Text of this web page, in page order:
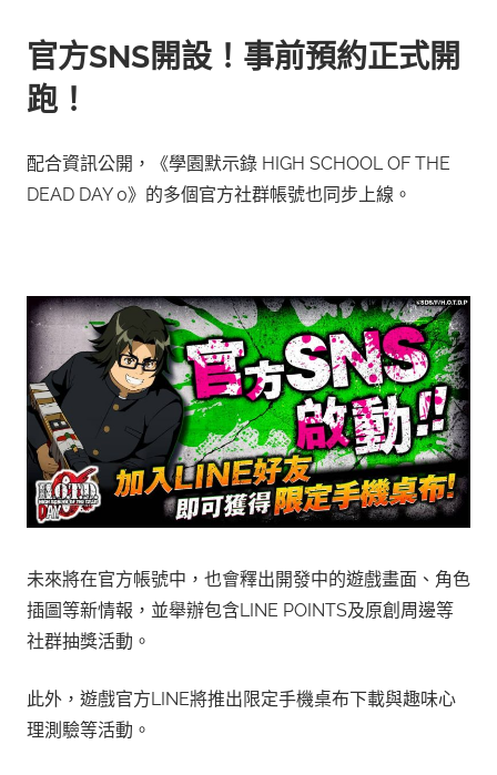
官方SNS開設！事前預約正式開
跑！
配合資訊公開，《學園默示錄 HIGH SCHOOL OF THE
DEAD DAY 0》的多個官方社群帳號也同步上線。
未來將在官方帳號中，也會釋出開發中的遊戲畫面、角色
插圖等新情報，並舉辦包含LINE POINTS及原創周邊等
社群抽獎活動。
此外，遊戲官方LINE將推出限定手機桌布下載與趣味心
理測驗等活動。